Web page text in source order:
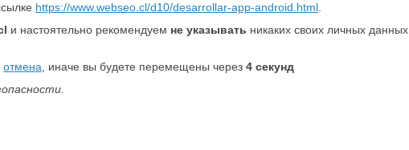
https://www.webseo.cl/d10/desarrollar-app-android.html.
и настоятельно рекомендуем не указывать никаких своих личных данных
отмена , иначе вы будете перемещены через 4секунд